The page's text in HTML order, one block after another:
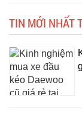
TIN MỚI NHẤT